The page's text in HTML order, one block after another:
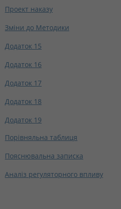
Проект наказу
Зміни до Методики
Додаток 15
Додаток 16
Додаток 17
Додаток 18
Додаток 19
Порівняльна таблиця
Пояснювальна записка
Аналіз регуляторного впливу